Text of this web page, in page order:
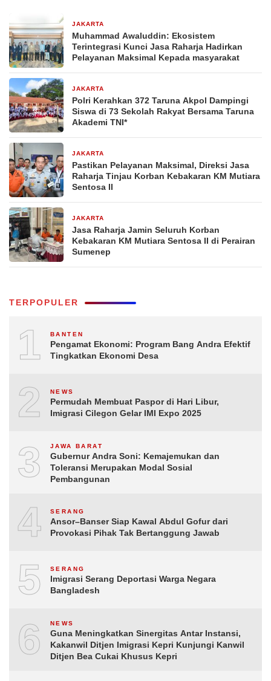
JAKARTA
Muhammad Awaluddin: Ekosistem
Terintegrasi Kunci Jasa Raharja Hadirkan
Pelayanan Maksimal Kepada masyarakat
JAKARTA
Polri Kerahkan 372 Taruna Akpol Dampingi
Siswa di 73 Sekolah Rakyat Bersama Taruna
Akademi TNI*
JAKARTA
Pastikan Pelayanan Maksimal, Direksi Jasa
Raharja Tinjau Korban Kebakaran KM Mutiara
Sentosa II
JAKARTA
Jasa Raharja Jamin Seluruh Korban
Kebakaran KM Mutiara Sentosa II di Perairan
Sumenep
TERPOPULER
1 BANTEN
Pengamat Ekonomi: Program Bang Andra Efektif
Tingkatkan Ekonomi Desa
2 NEWS
Permudah Membuat Paspor di Hari Libur,
Imigrasi Cilegon Gelar IMI Expo 2025
3 JAWA BARAT
Gubernur Andra Soni: Kemajemukan dan
Toleransi Merupakan Modal Sosial
Pembangunan
4 SERANG
Ansor–Banser Siap Kawal Abdul Gofur dari
Provokasi Pihak Tak Bertanggung Jawab
5 SERANG
Imigrasi Serang Deportasi Warga Negara
Bangladesh
6 NEWS
Guna Meningkatkan Sinergitas Antar Instansi,
Kakanwil Ditjen Imigrasi Kepri Kunjungi Kanwil
Ditjen Bea Cukai Khusus Kepri